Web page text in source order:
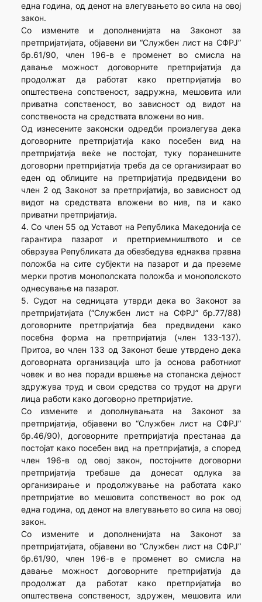
една година, од денот на влегувањето во сила на овој
закон.
Со измените и дополненијата на Законот за
претпријатијата, објавени ви “Службен лист на СФРЈ”
бр.61/90, член 196-в е променет во смисла на
давање можност договорните претпријатија да
продолжат да работат како претпријатија во
општествена сопственост, задружна, мешовита или
приватна сопственост, во зависност од видот на
сопственоста на средствата вложени во нив.
Од изнесените законски одредби произлегува дека
договорните претпријатија како посебен вид на
претпријатија веќе не постојат, туку поранешните
договорни претпријатија треба да се организираат во
еден од облиците на претпријатија предвидени во
член 2 од Законот за претпријатија, во зависност од
видот на средствата вложени во нив, па и како
приватни претпријатија.
4. Со член 55 од Уставот на Република Македонија се
гарантира пазарот и претприемништвото и се
обврзува Републиката да обезбедува еднаква правна
положба на сите субјекти на пазарот и да преземе
мерки против монополската положба и монополското
однесување на пазарот.
5. Судот на седницата утврди дека во Законот за
претпријатијата (“Службен лист на СФРЈ” бр.77/88)
договорните претпријатија беа предвидени како
посебна форма на претпријатија (член 133-137).
Притоа, во член 133 од Законот беше утврдено дека
договорната организација што ја основа работниот
човек и во неа поради вршење на стопанска дејност
здружува труд и свои средства со трудот на други
лица работи како договорно претпријатие.
Со измените и дополнувањата на Законот за
претпријатија, објавени во “Службен лист на СФРЈ”
бр.46/90), договорните претпријатија престанаа да
постојат како посебен вид на претпријатија, а според
член 196-в од овој закон, постојните договорни
претпријатија требаше да донесат одлука за
организирање и продолжување на работата како
претпријатие во мешовита сопственост во рок од
една година, од денот на влегувањето во сила на овој
закон.
Со измените и дополненијата на Законот за
претпријатијата, објавени во “Службен лист на СФРЈ”
бр.61/90, член 196-в е променет во смисла на
давање можност договорните претпријатија да
продолжат да работат како претпријатија во
општествена сопственост, здружен, мешовита или